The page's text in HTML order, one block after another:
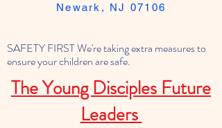
SAFETY FIRST We're taking extra measures to
ensure your children are safe.
The Young Disciples Future
Leaders
Newark, NJ 07106